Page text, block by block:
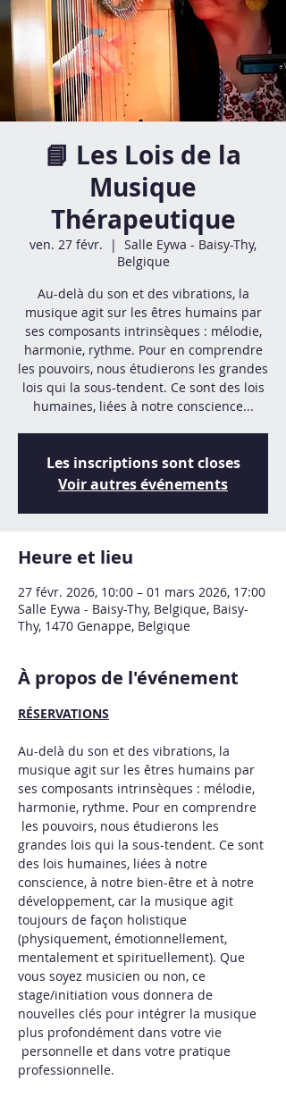
📘 Les Lois de la
Musique
Thérapeutique
ven. 27 févr.
  |
Salle Eywa - Baisy-Thy,
Belgique
Au-delà du son et des vibrations, la
musique agit sur les êtres humains par
ses composants intrinsèques : mélodie,
harmonie, rythme. Pour en comprendre
les pouvoirs, nous étudierons les grandes
lois qui la sous-tendent. Ce sont des lois
humaines, liées à notre conscience...
Les inscriptions sont closes
Voir autres événements
Heure et lieu
27 févr. 2026, 10:00 – 01 mars 2026, 17:00
Salle Eywa - Baisy-Thy, Belgique, Baisy-
Thy, 1470 Genappe, Belgique
À propos de l'événement
RÉSERVATIONS
Au-delà du son et des vibrations, la
musique agit sur les êtres humains par
ses composants intrinsèques : mélodie,
harmonie, rythme. Pour en comprendre
les pouvoirs, nous étudierons les
grandes lois qui la sous-tendent. Ce sont
des lois humaines, liées à notre
conscience, à notre bien-être et à notre
développement, car la musique agit
toujours de façon holistique
(physiquement, émotionnellement,
mentalement et spirituellement). Que
vous soyez musicien ou non, ce
stage/initiation vous donnera de
nouvelles clés pour intégrer la musique
plus profondément dans votre vie
personnelle et dans votre pratique
professionnelle.